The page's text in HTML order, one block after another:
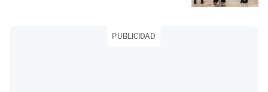
PUBLICIDAD